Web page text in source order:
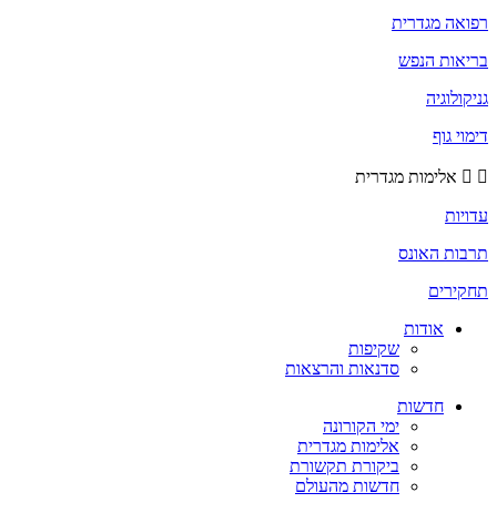
רפואה מגדרית
בריאות הנפש
גניקולוגיה
דימוי גוף
אלימות מגדרית
עדויות
תרבות האונס
תחקירים
אודות
שקיפות
סדנאות והרצאות
חדשות
ימי הקורונה
אלימות מגדרית
ביקורת תקשורת
חדשות מהעולם